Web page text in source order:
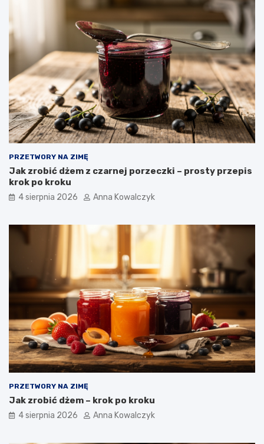
PRZETWORY NA ZIMĘ
Jak zrobić dżem z czarnej porzeczki – prosty przepis
krok po kroku
4 sierpnia 2026 Anna Kowalczyk
PRZETWORY NA ZIMĘ
Jak zrobić dżem – krok po kroku
4 sierpnia 2026 Anna Kowalczyk